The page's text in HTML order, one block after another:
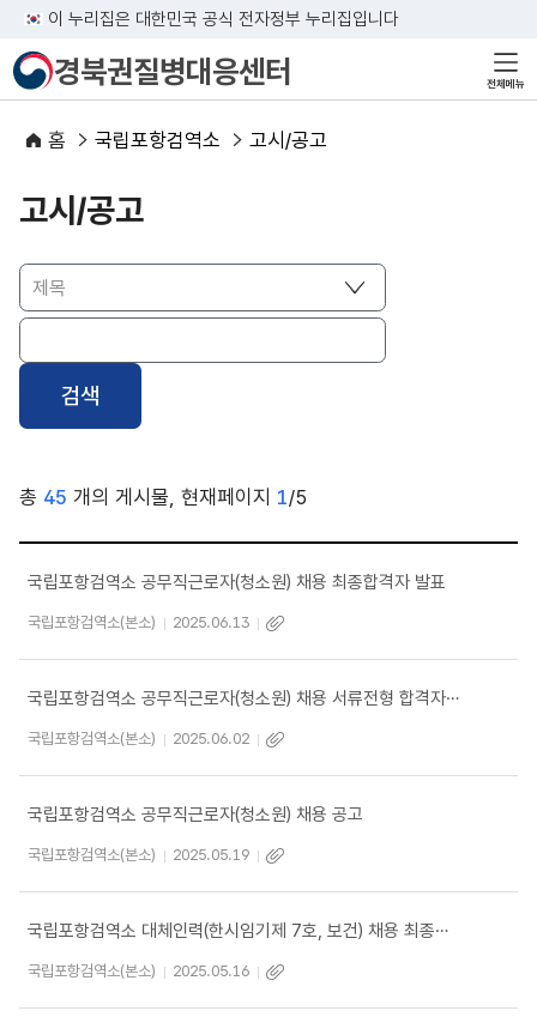
이 누리집은 대한민국 공식 전자정부 누리집입니다
경북권질병대응센터 전체메뉴
홈 국립포항검역소 고시/공고
고시/공고
총 45 개의 게시물, 현재페이지 1/5
국립포항검역소 공무직근로자(청소원) 채용 최종합격자 발표
국립포항검역소(본소) 2025.06.13
국립포항검역소 공무직근로자(청소원) 채용 서류전형 합격자 발표 및 면접시험 계획 공고
국립포항검역소(본소) 2025.06.02
국립포항검역소 공무직근로자(청소원) 채용 공고
국립포항검역소(본소) 2025.05.19
국립포항검역소 대체인력(한시임기제 7호, 보건) 채용 최종합격자 발표
국립포항검역소(본소) 2025.05.16